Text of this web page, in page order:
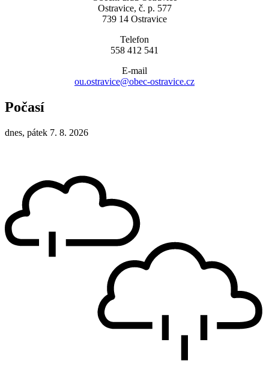
Ostravice, č. p. 577
739 14 Ostravice
Telefon
558 412 541
E-mail
ou.ostravice@obec-ostravice.cz
Počasí
dnes, pátek 7. 8. 2026